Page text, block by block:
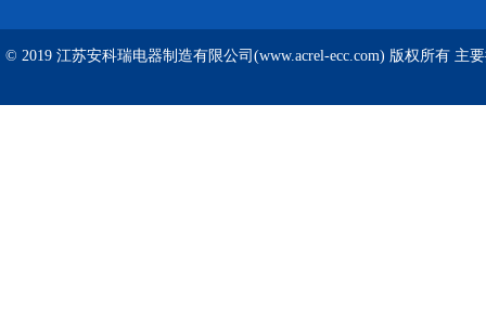
© 2019 江苏安科瑞电器制造有限公司(www.acrel-ecc.com) 版权所有 主